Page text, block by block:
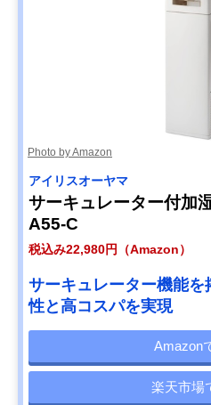
Photo by Amazon
アイリスオーヤマ
サーキュレーター付加
A55-C
税込み22,980円（Amazon）
サーキュレーター機能
性と高コスパを実現
Amazon
楽天市場